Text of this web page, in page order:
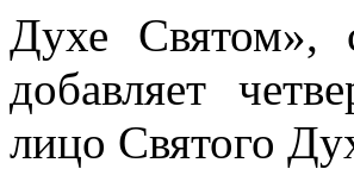
Духе Святом»,
добавляет
лицо Святого